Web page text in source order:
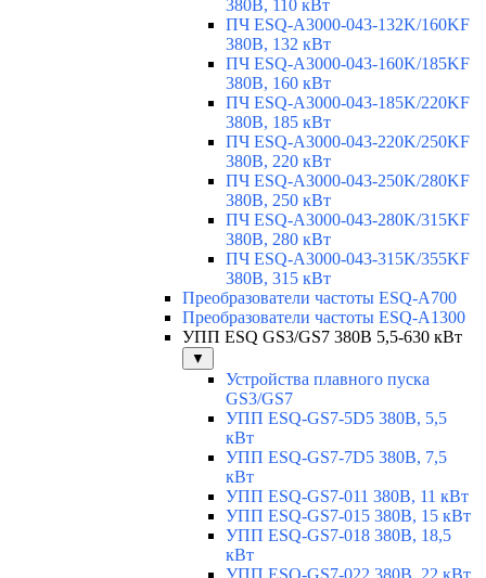
380В, 110 кВт
ПЧ ESQ-A3000-043-132K/160KF
380В, 132 кВт
ПЧ ESQ-A3000-043-160K/185KF
380В, 160 кВт
ПЧ ESQ-A3000-043-185K/220KF
380В, 185 кВт
ПЧ ESQ-A3000-043-220K/250KF
380В, 220 кВт
ПЧ ESQ-A3000-043-250K/280KF
380В, 250 кВт
ПЧ ESQ-A3000-043-280K/315KF
380В, 280 кВт
ПЧ ESQ-A3000-043-315K/355KF
380В, 315 кВт
Преобразователи частоты ESQ-A700
Преобразователи частоты ESQ-A1300
УПП ESQ GS3/GS7 380В 5,5-630 кВт
▼
Устройства плавного пуска
GS3/GS7
УПП ESQ-GS7-5D5 380В, 5,5
кВт
УПП ESQ-GS7-7D5 380В, 7,5
кВт
УПП ESQ-GS7-011 380В, 11 кВт
УПП ESQ-GS7-015 380В, 15 кВт
УПП ESQ-GS7-018 380В, 18,5
кВт